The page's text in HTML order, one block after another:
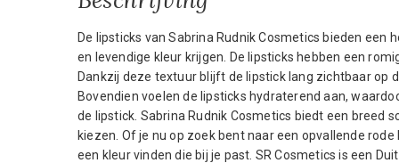
De lipsticks van Sabrina Rudnik Cosmetics bieden
en levendige kleur krijgen. De lipsticks hebben een
Dankzij deze textuur blijft de lipstick lang zichtbaar op
Bovendien voelen de lipsticks hydraterend aan,
de lipstick. Sabrina Rudnik Cosmetics biedt een breed
kiezen. Of je nu op zoek bent naar een opvallende
een kleur vinden die bij je past. SR Cosmetics is een